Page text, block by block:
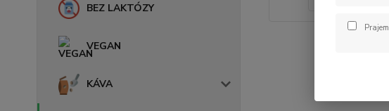
BEZ LAKTÓZY
VEGAN
KÁVA